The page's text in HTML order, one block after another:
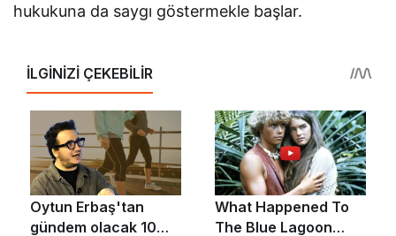
hukukuna da saygı göstermekle başlar.